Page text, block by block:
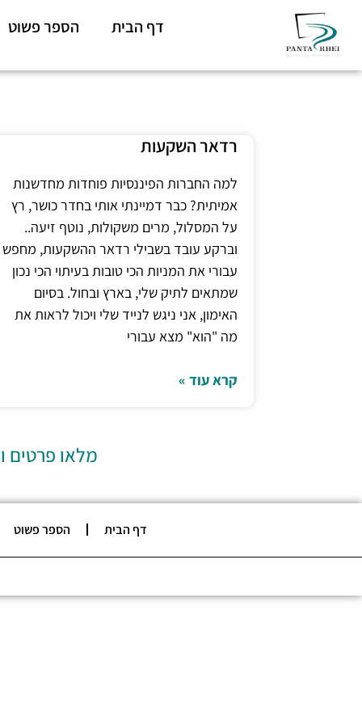
דף הבית הספר פשוט
רדאר השקעות
למה החברות הפיננסיות פוחדות מחדשנות
אמיתית? כבר דמיינתי אותי בחדר כושר, רץ
על המסלול, מרים משקולות, נוטף זיעה..
וברקע עובד בשבילי רדאר ההשקעות, מחפש
עבורי את המניות הכי טובות בעיתוי הכי נכון
שמתאים לתיק שלי, בארץ ובחול. בסיום
האימון, אני ניגש לנייד שלי ויכול לראות את
מה "הוא" מצא עבורי
קרא עוד »
מלאו פרטים
דף הבית הספר פשוט